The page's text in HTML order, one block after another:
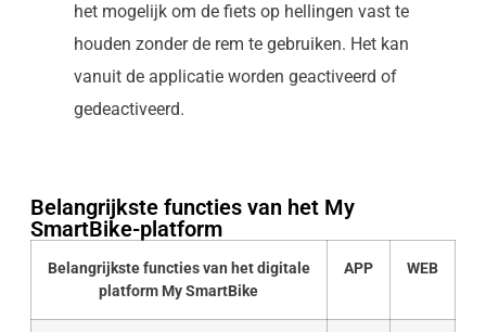
het mogelijk om de fiets op hellingen vast te
houden zonder de rem te gebruiken. Het kan
vanuit de applicatie worden geactiveerd of
gedeactiveerd.
Belangrijkste functies van het My
SmartBike-platform
Belangrijkste functies van het digitale
platform My SmartBike
APP WEB